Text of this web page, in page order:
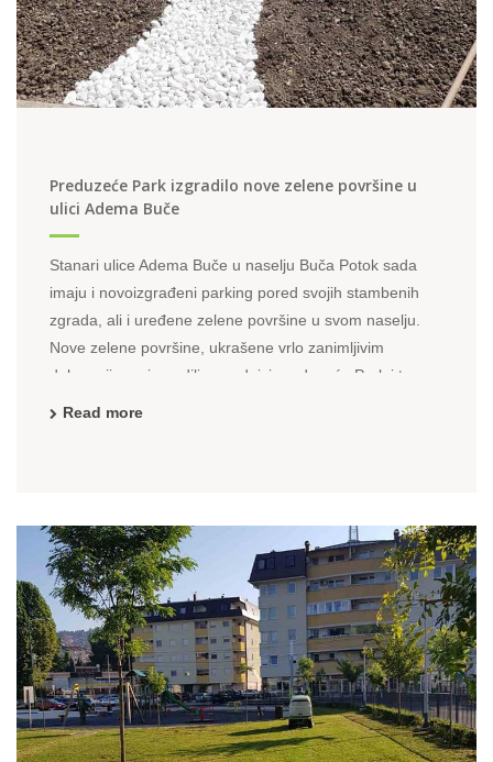
Preduzeće Park izgradilo nove zelene površine u
ulici Adema Buče
Stanari ulice Adema Buče u naselju Buča Potok sada
imaju i novoizgrađeni parking pored svojih stambenih
zgrada, ali i uređene zelene površine u svom naselju.
Nove zelene površine, ukrašene vrlo zanimljivim
dekoracijama izgradili su radnici preduzeća Park i to
Read more